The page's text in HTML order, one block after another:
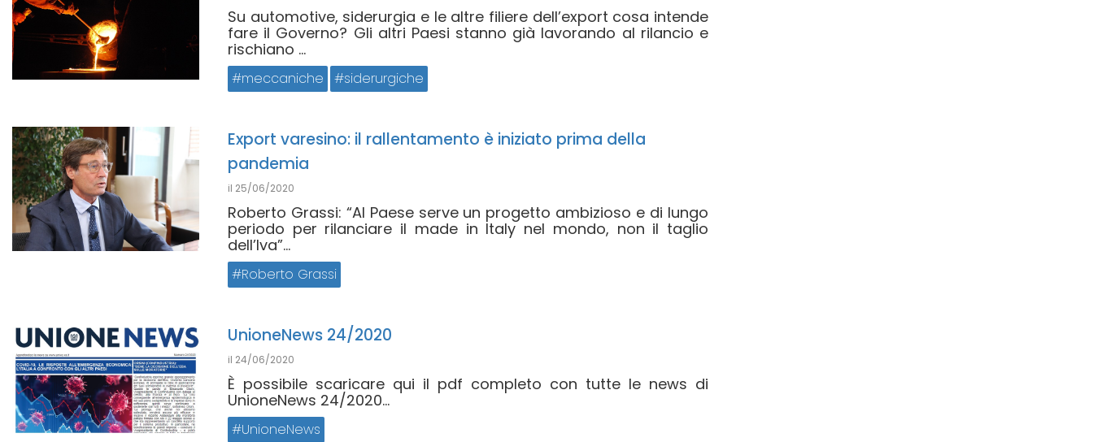
Su automotive, siderurgia e le altre filiere dell’export cosa intende
fare il Governo? Gli altri Paesi stanno già lavorando al rilancio e
rischiano ...
meccaniche siderurgiche
Export varesino: il rallentamento è iniziato prima della
pandemia
il 25/06/2020
Roberto Grassi: “Al Paese serve un progetto ambizioso e di lungo
periodo per rilanciare il made in Italy nel mondo, non il taglio
dell’Iva”...
Roberto Grassi
UnioneNews 24/2020
il 24/06/2020
È possibile scaricare qui il pdf completo con tutte le news di
UnioneNews 24/2020...
UnioneNews